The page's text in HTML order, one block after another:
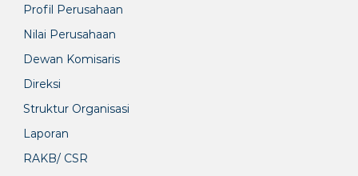
Profil Perusahaan
Nilai Perusahaan
Dewan Komisaris
Direksi
Struktur Organisasi
Laporan
RAKB/ CSR